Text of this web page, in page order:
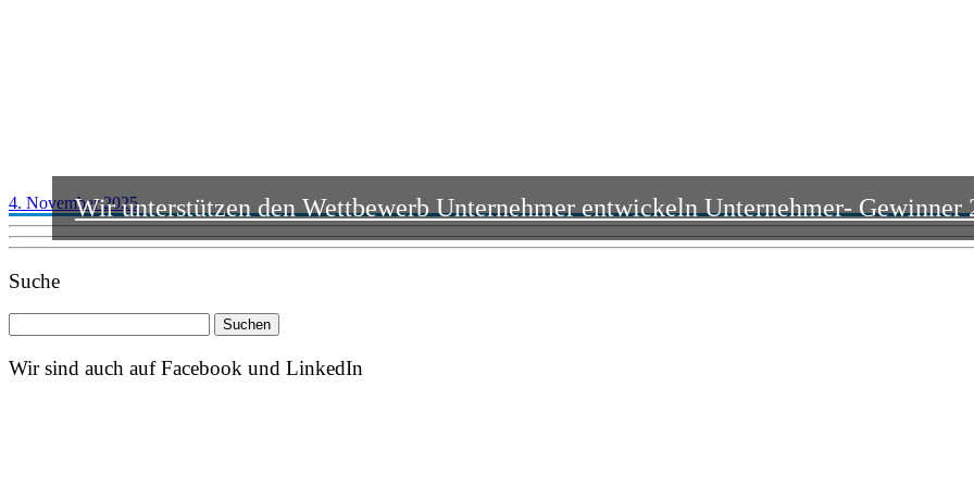
Wir unterstützen den Wettbewerb Unternehmer entwickeln Unternehmer- Gewinner
4. November 2025
Suche
nach:
Wir sind auch auf Facebook und LinkedIn